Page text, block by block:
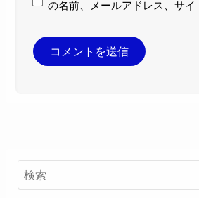
の名前、メールアドレス、サイ